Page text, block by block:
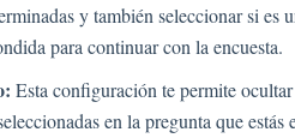
y también seleccionar si es
para continuar con la encuesta.
Esta configuración te permite
en la pregunta que